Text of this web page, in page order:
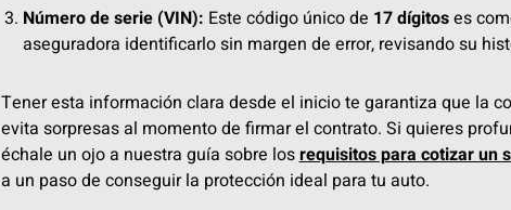
Número de serie (VIN): Este código único de 17 dígitoses
aseguradora identificarlo sin margen de error, revisando su
Tener esta información clara desde el inicio te garantiza que la
evita sorpresas al momento de firmar el contrato. Si quieres
échale un ojo a nuestra guía sobre losrequisitos para cotizar un
a un paso de conseguir la protección ideal para tu auto.